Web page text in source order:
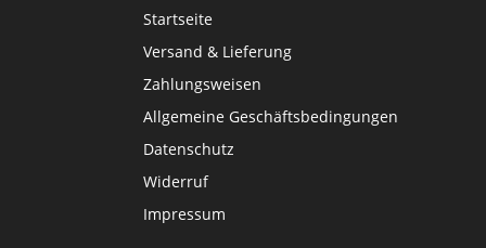
Startseite
Versand & Lieferung
Zahlungsweisen
Allgemeine Geschäftsbedingungen
Datenschutz
Widerruf
Impressum